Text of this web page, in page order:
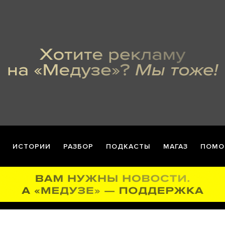
ИСТОРИИ РАЗБОР ПОДКАСТЫ МАГАЗ